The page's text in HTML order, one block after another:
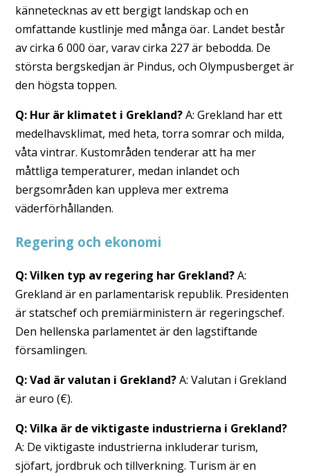
kännetecknas av ett bergigt landskap och en
omfattande kustlinje med många öar. Landet består
av cirka 6 000 öar, varav cirka 227 är bebodda. De
största bergskedjan är Pindus, och Olympusberget är
den högsta toppen.
Q: Hur är klimatet i Grekland?A: Grekland har ett
medelhavsklimat, med heta, torra somrar och milda,
våta vintrar. Kustområden tenderar att ha mer
måttliga temperaturer, medan inlandet och
bergsområden kan uppleva mer extrema
väderförhållanden.
Regering och ekonomi
Q: Vilken typ av regering har Grekland?A:
Grekland är en parlamentarisk republik. Presidenten
är statschef och premiärministern är regeringschef.
Den hellenska parlamentet är den lagstiftande
församlingen.
Q: Vad är valutan i Grekland?A: Valutan i Grekland
är euro (€).
Q: Vilka är de viktigaste industrierna i Grekland?
A: De viktigaste industrierna inkluderar turism,
sjöfart, jordbruk och tillverkning. Turism är en